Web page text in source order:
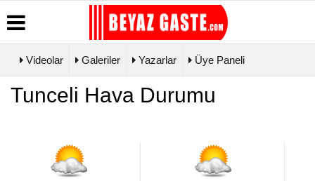
Üye Paneli
Haber
Günün
Haberleri
Durumu
Yazarları
Videolar Galeriler Yazarlar Üye Paneli
Tunceli Hava Durumu